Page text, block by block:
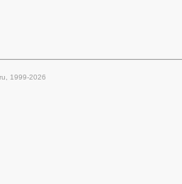
1999-2026